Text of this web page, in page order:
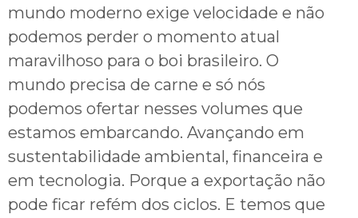
mundo moderno exige velocidade e não
podemos perder o momento atual
maravilhoso para o boi brasileiro. O
mundo precisa de carne e só nós
podemos ofertar nesses volumes que
estamos embarcando. Avançando em
sustentabilidade ambiental, financeira e
em tecnologia. Porque a exportação não
pode ficar refém dos ciclos. E temos que